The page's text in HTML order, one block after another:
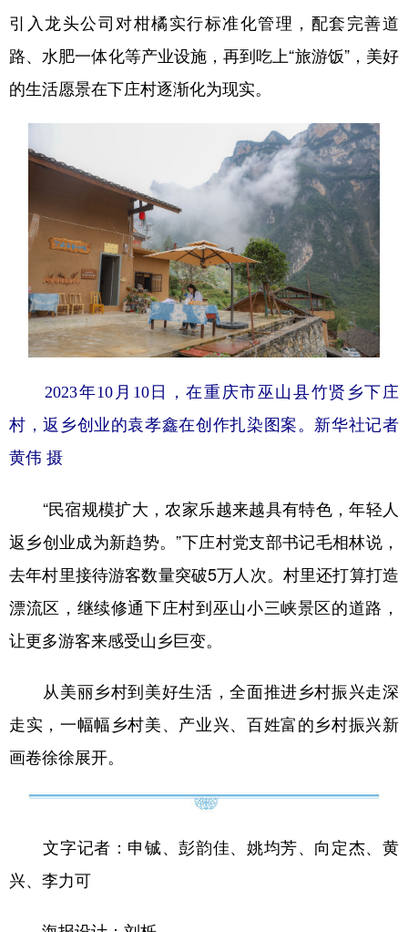
引入龙头公司对柑橘实行标准化管理，配套完善道
路、水肥一体化等产业设施，再到吃上“旅游饭”，美好
的生活愿景在下庄村逐渐化为现实。
2023年10月10日，在重庆市巫山县竹贤乡下庄
村，返乡创业的袁孝鑫在创作扎染图案。 新华社记者
黄伟 摄
“民宿规模扩大，农家乐越来越具有特色，年轻人
返乡创业成为新趋势。”下庄村党支部书记毛相林说，
去年村里接待游客数量突破5万人次。村里还打算打造
漂流区，继续修通下庄村到巫山小三峡景区的道路，
让更多游客来感受山乡巨变。
从美丽乡村到美好生活，全面推进乡村振兴走深
走实，一幅幅乡村美、产业兴、百姓富的乡村振兴新
画卷徐徐展开。
文字记者：申铖、彭韵佳、姚均芳、向定杰、黄
兴、李力可